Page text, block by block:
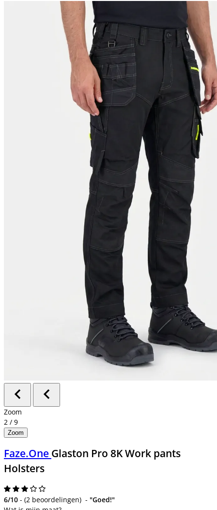
Zoom
2 / 9
Zoom
Faze.One Glaston Pro 8K Work pants
Holsters
6/10 - (2 beoordelingen) - "Goed!"